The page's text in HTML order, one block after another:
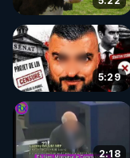
code :
▶ 30 jours gratuit
de bien-être
Rendez-vous sur
le code :
5:29
2:18